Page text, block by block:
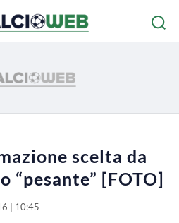
scelta da
“pesante” [FOTO]
| 10:45